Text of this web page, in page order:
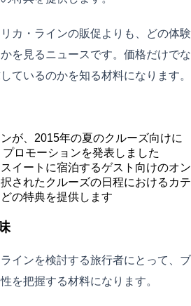
カ・ラインの販促よりも、どの体験
を見るニュースです。価格だけでな
ているのかを知る材料になります。
が、2015年の夏のクルーズ向けに
ロモーションを発表しました
イートに宿泊するゲスト向けのオン
されたクルーズの日程におけるカテ
の特典を提供します
インを検討する旅行者にとって、ブ
を把握する材料になります。